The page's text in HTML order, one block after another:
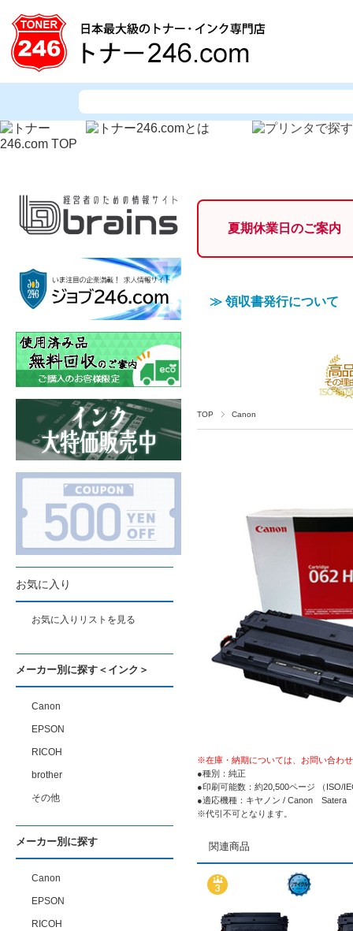
夏期休業日のご案内
≫ 領収書発行について
TOP Canon
※在庫・納期については、お問い合わ
●種別：純正
●印刷可能数：約20,500ページ （ISO/
●適応機種：キヤノン / Canon Satera
※代引不可となります。
関連商品
お気に入り
お気に入りリストを見る
メーカー別に探す＜インク＞
Canon
EPSON
RICOH
brother
その他
メーカー別に探す
Canon
EPSON
RICOH